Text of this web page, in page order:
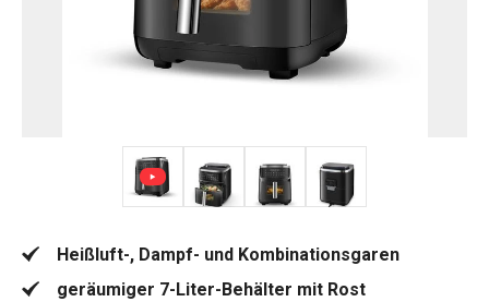
Heißluft-, Dampf- und Kombinationsgaren
geräumiger 7-Liter-Behälter mit Rost